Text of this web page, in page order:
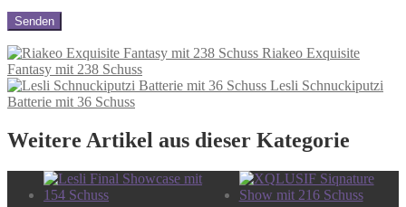
Riakeo Exquisite
Fantasy mit 238 Schuss
Lesli Schnuckiputzi
Batterie mit 36 Schuss
Weitere Artikel aus dieser Kategorie